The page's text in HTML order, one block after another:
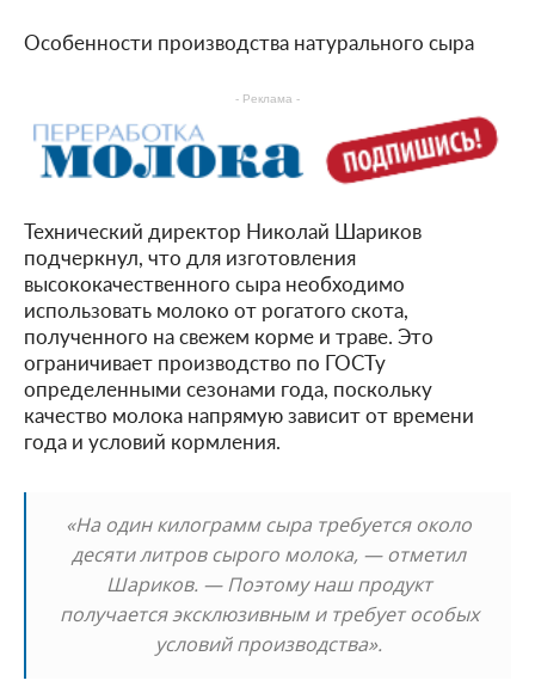
Особенности производства натурального сыра
- Реклама -
Технический директор Николай Шариков
подчеркнул, что для изготовления
высококачественного сыра необходимо
использовать молоко от рогатого скота,
полученного на свежем корме и траве. Это
ограничивает производство по ГОСТу
определенными сезонами года, поскольку
качество молока напрямую зависит от времени
года и условий кормления.
«На один килограмм сыра требуется около
десяти литров сырого молока, — отметил
Шариков. — Поэтому наш продукт
получается эксклюзивным и требует особых
условий производства».